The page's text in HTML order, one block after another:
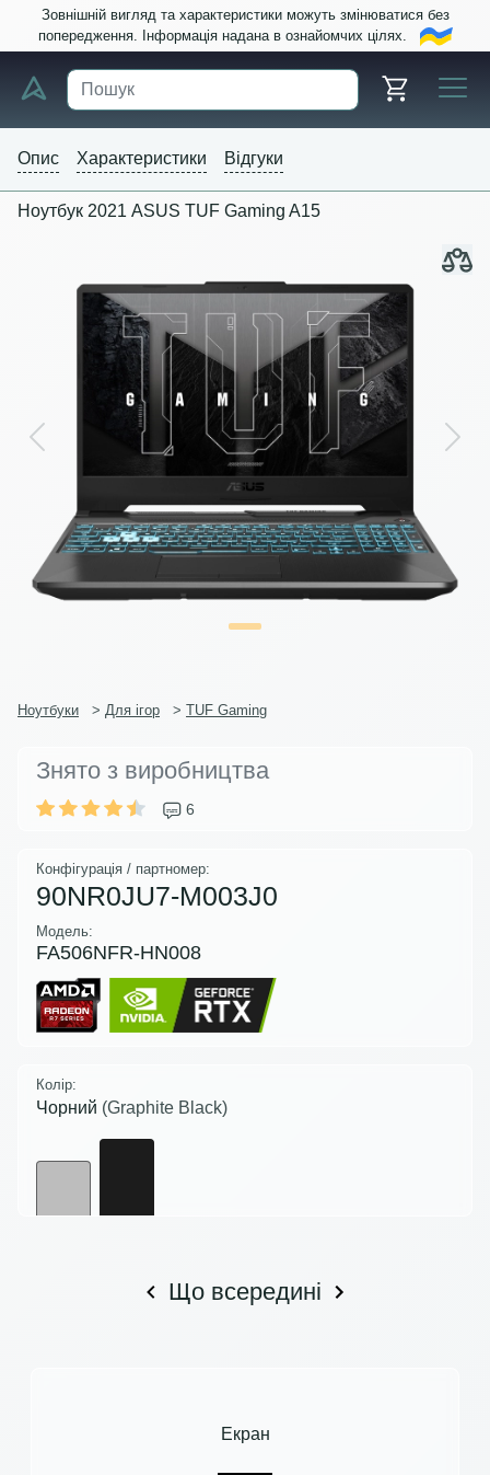
Зовнішній вигляд та характеристики можуть змінюватися без
попередження. Інформація надана в ознайомчих цілях.
Опис Характеристики Відгуки
Ноутбук 2021 ASUS TUF Gaming A15
Previous Next
Ноутбуки > Для ігор > TUF Gaming
Знято з виробництва
6
Конфігурація / партномер:
90NR0JU7-M003J0
Модель:
FA506NFR-HN008
Колір:
Чорний (Graphite Black)
Що всередині
Екран